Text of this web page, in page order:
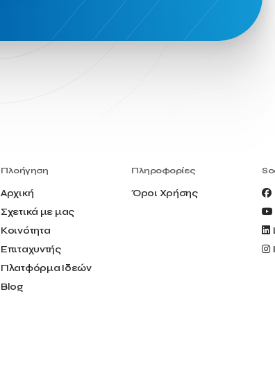
Borrn
Boutique Hotel
Cactus Royal Spa & Resort
Campsaround
Canaves
Creta Maris
Creta Palm
Culture
Πλοήγηση
Αρχική
Σχετικά με μας
Κοινότητα
Επιταχυντής
Πλατφόρμα Ιδεών
Blog
Πληροφορίες
Όροι Χρήσης